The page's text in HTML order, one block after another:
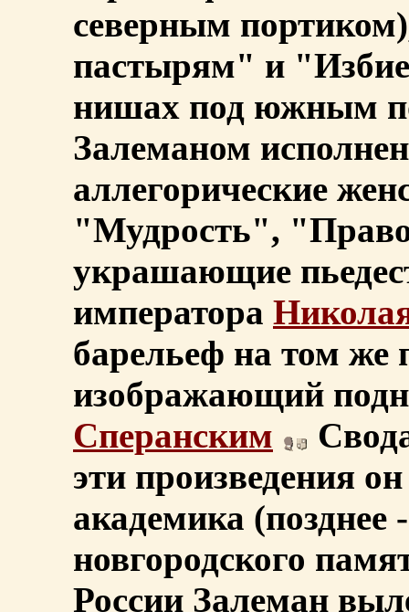
северным
пастырям" и
нишах под южным
Залеманом
аллегорические
"Мудрость",
украшающие
императора
барельеф на том же
изображающий
Сперанским
эти произведения
академика (позднее
новгородского
России Залеман